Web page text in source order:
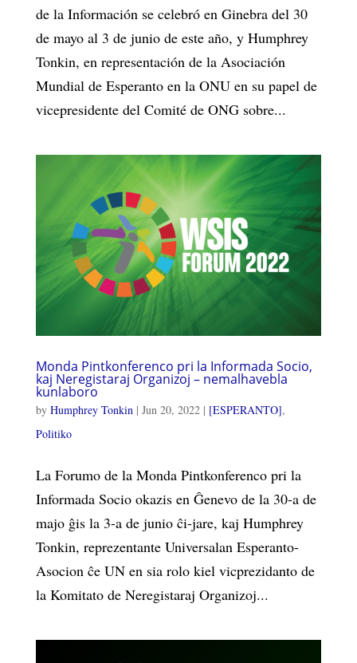
de la Información se celebró en Ginebra del 30
de mayo al 3 de junio de este año, y Humphrey
Tonkin, en representación de la Asociación
Mundial de Esperanto en la ONU en su papel de
vicepresidente del Comité de ONG sobre...
Monda Pintkonferenco pri la Informada Socio,
kaj Neregistaraj Organizoj – nemalhavebla
kunlaboro
by Humphrey Tonkin| Jun 20, 2022| [ESPERANTO],
Politiko
La Forumo de la Monda Pintkonferenco pri la
Informada Socio okazis en Ĝenevo de la 30-a de
majo ĝis la 3-a de junio ĉi-jare, kaj Humphrey
Tonkin, reprezentante Universalan Esperanto-
Asocion ĉe UN en sia rolo kiel vicprezidanto de
la Komitato de Neregistaraj Organizoj...